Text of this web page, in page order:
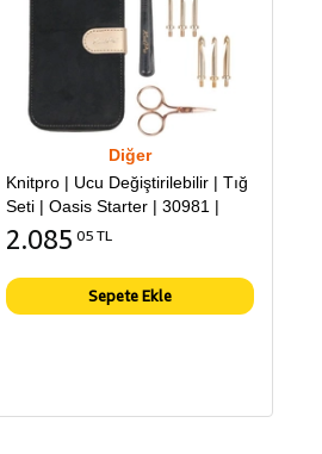
Diğer
Knitpro | Ucu Değiştirilebilir | Tığ
Seti | Oasis Starter | 30981 |
2.085 05 TL
Sepete Ekle